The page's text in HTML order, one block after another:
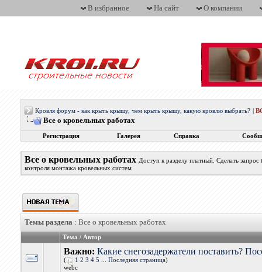
В избранное На сайт О компании
Кровля форум - как крыть крышу, чем крыть крышу, какую кровлю выбрать?
Все о кровельных работах
Регистрация Галерея Справка
Все о кровельных работах Доступ к разделу платный. Сделать
контроля монтажа кровельных систем
Темы раздела: Все о кровельных работах
Тема / Автор
Важно: Какие снегозадержатели поставить?
( 1 2 3 4 5 Последняя страница)
webc